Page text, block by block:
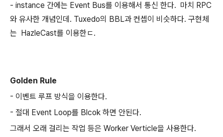
- instance 간에는 Event Bus를 이용해서 통신 한다. 마치 RPC
와 유사한 개념인데. Tuxedo의 BBL과 컨셉이 비슷하다. 구현체
는 HazleCast를 이용한ㄷ.
Golden Rule
- 이벤트 루프 방식을 이용한다.
- 절대 Event Loop를 Blcok 하면 안된다.
그래서 오래 걸리는 작업 등은 Worker Verticle을 사용한다.